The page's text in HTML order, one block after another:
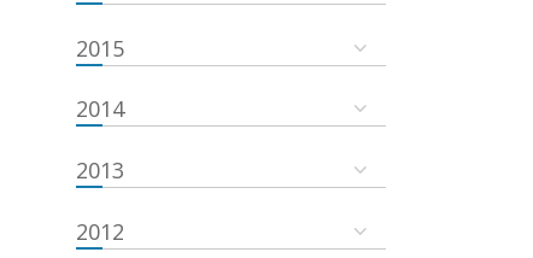
2015
2014
2013
2012